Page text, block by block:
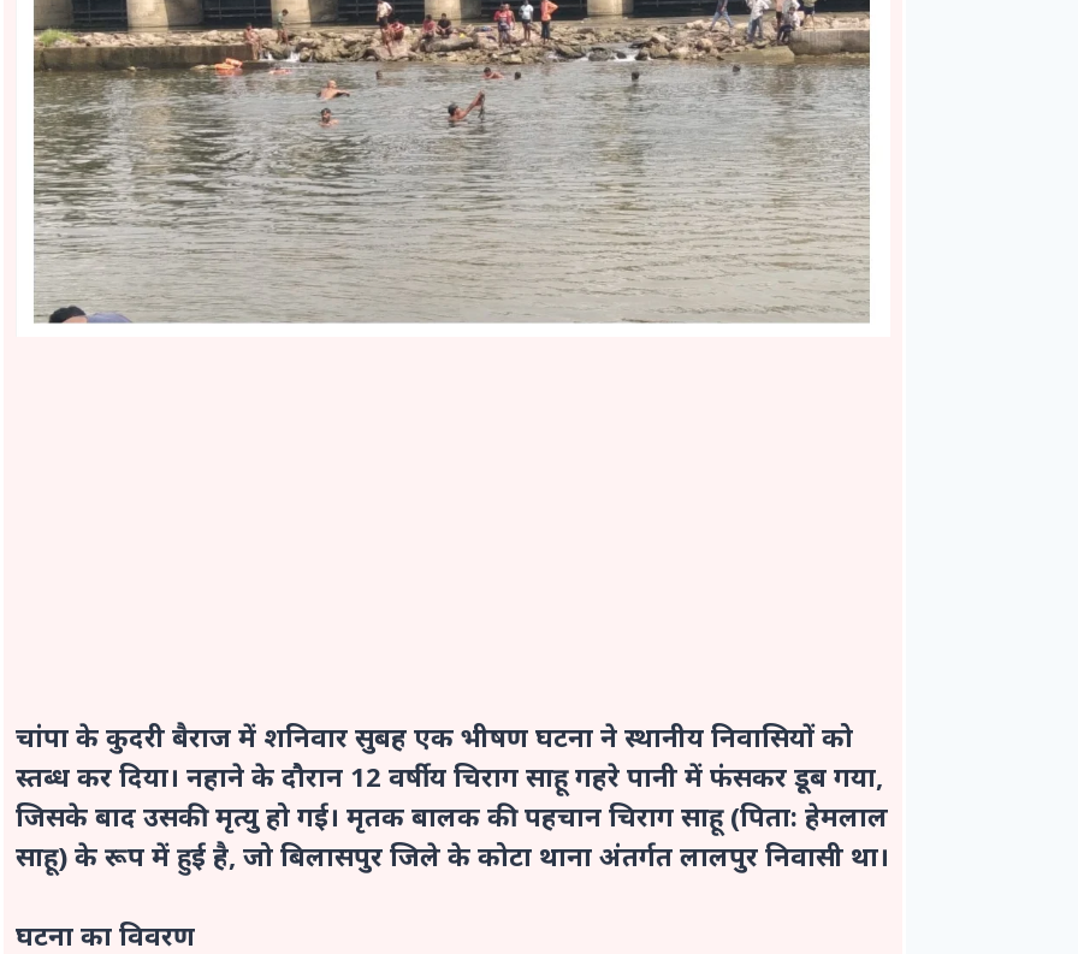
चांपा के कुदरी बैराज में शनिवार सुबह एक भीषण घटना ने स्थानीय निवासियों को
स्तब्ध कर दिया। नहाने के दौरान 12 वर्षीय चिराग साहू गहरे पानी में फंसकर डूब गया,
जिसके बाद उसकी मृत्यु हो गई। मृतक बालक की पहचान चिराग साहू (पिता: हेमलाल
साहू) के रूप में हुई है, जो बिलासपुर जिले के कोटा थाना अंतर्गत लालपुर निवासी था।
घटना का विवरण